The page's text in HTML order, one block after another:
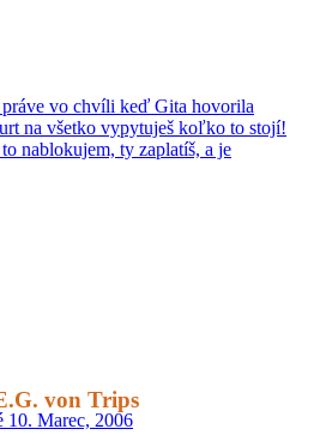
vo chvíli keď Gita hovorila
na všetko vypytuješ koľko to stojí!
nablokujem, ty zaplatíš, a je
von Trips
10. Marec, 2006